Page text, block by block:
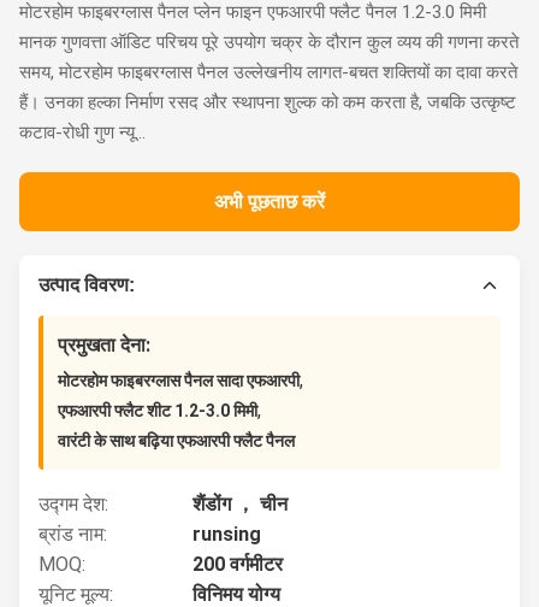
मोटरहोम फाइबरग्लास पैनल प्लेन फाइन एफआरपी फ्लैट पैनल 1.2-3.0 मिमी
मानक गुणवत्ता ऑडिट परिचय पूरे उपयोग चक्र के दौरान कुल व्यय की गणना करते
समय, मोटरहोम फाइबरग्लास पैनल उल्लेखनीय लागत-बचत शक्तियों का दावा करते
हैं। उनका हल्का निर्माण रसद और स्थापना शुल्क को कम करता है, जबकि उत्कृष्ट
कटाव-रोधी गुण न्यू...
अभी पूछताछ करें
उत्पाद विवरण:
प्रमुखता देना:
मोटरहोम फाइबरग्लास पैनल सादा एफआरपी,
एफआरपी फ्लैट शीट 1.2-3.0 मिमी,
वारंटी के साथ बढ़िया एफआरपी फ्लैट पैनल
उद्गम देश:
शैंडोंग ， चीन
ब्रांड नाम:
runsing
MOQ:
200 वर्गमीटर
यूनिट मूल्य:
विनिमय योग्य